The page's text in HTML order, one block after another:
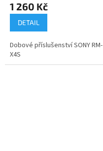
1 260 Kč
DETAIL
Dobové příslušenství SONY RM-
X4S